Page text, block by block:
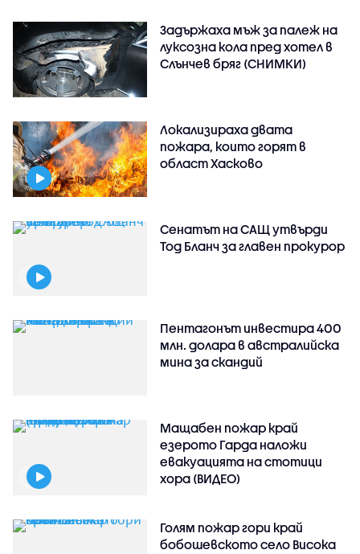
Задържаха мъж за палеж на
луксозна кола пред хотел в
Слънчев бряг (СНИМКИ)
Локализираха двата
пожара, които горят в
област Хасково
Сенатът на САЩ утвърди
Тод Бланч за главен прокурор
Пентагонът инвестира 400
млн. долара в австралийска
мина за скандий
Мащабен пожар край
езерото Гарда наложи
евакуацията на стотици
хора (ВИДЕО)
Голям пожар гори край
бобошевското село Висока